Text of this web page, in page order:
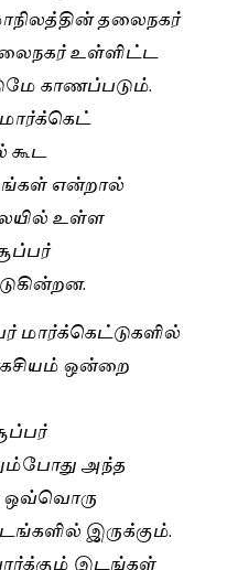
தலைநகர்
உள்ளிட்ட
காணப்படும்.
கூட
என்றால்
உள்ள
மார்க்கெட்டுகளில்
ஒன்றை
அந்த
ஒவ்வொரு
இருக்கும்.
இடங்கள்